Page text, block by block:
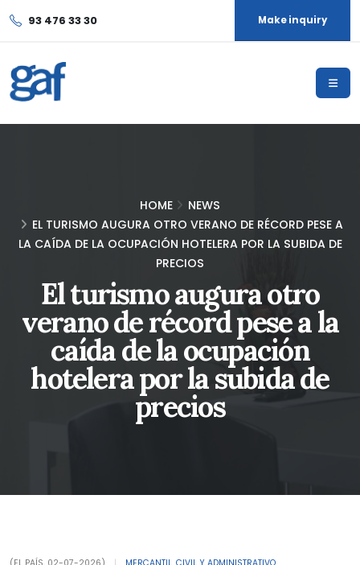
93 476 33 30 Make inquiry
HOME
NEWS
EL TURISMO AUGURA OTRO VERANO DE RÉCORD PESE A
LA CAÍDA DE LA OCUPACIÓN HOTELERA POR LA SUBIDA DE
PRECIOS
El turismo augura otro
verano de récord pese a la
caída de la ocupación
hotelera por la subida de
precios